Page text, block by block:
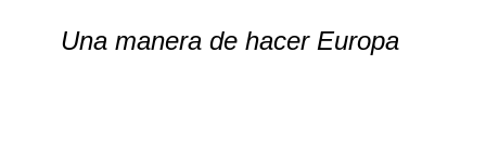
Una manera de hacer Europa